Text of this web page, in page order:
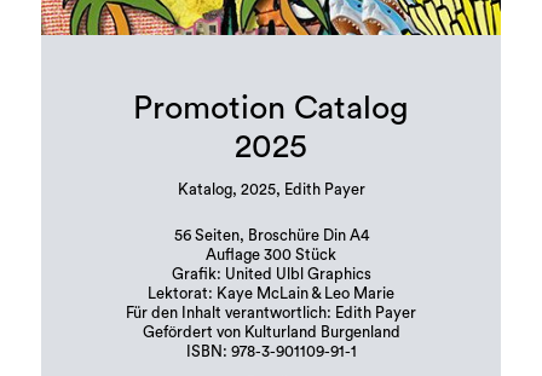
Promotion Catalog
2025
Katalog, 2025, Edith Payer
56 Seiten, Broschüre Din A4
Auflage 300 Stück
Grafik: United Ulbl Graphics
Lektorat: Kaye McLain & Leo Marie
Für den Inhalt verantwortlich: Edith Payer
Gefördert von Kulturland Burgenland
ISBN: 978-3-901109-91-1